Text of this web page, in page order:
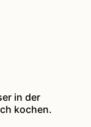
in der
kochen.